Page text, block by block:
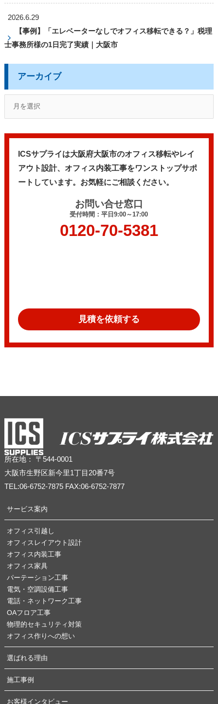
2026.6.29
【事例】「エレベーターなしでオフィス移転できる？」税理
士事務所様の1日完了実績｜大阪市
アーカイブ
ICSサプライは大阪府大阪市のオフィス移転やレイ
アウト設計、 オフィス内装工事をワンストップサポ
ートしています。 お気軽にご相談ください。
お問い合せ窓口
受付時間：平日9:00～17:00
0120-70-5381
見積を依頼する
所在地： 〒544-0001
大阪市生野区新今里1丁目20番7号
TEL:06-6752-7875 FAX:06-6752-7877
サービス案内
オフィス引越し
オフィスレイアウト設計
オフィス内装工事
オフィス家具
パーテーション工事
電気・空調設備工事
電話・ネットワーク工事
OAフロア工事
物理的セキュリティ対策
オフィス作りへの想い
選ばれる理由
施工事例
お客様インタビュー